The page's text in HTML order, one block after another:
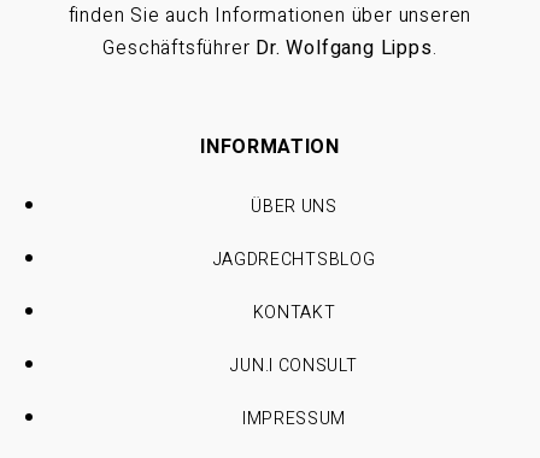
finden Sie auch Informationen über unseren
Geschäftsführer Dr. Wolfgang Lipps.
INFORMATION
ÜBER UNS
JAGDRECHTSBLOG
KONTAKT
JUN.I CONSULT
IMPRESSUM